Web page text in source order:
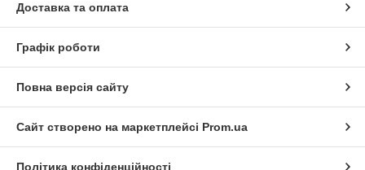
Доставка та оплата
Графік роботи
Повна версія сайту
Сайт створено на маркетплейсі Prom.ua
Політика конфіденційності